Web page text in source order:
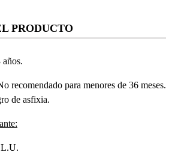
PRODUCTO
recomendado para menores de 36 meses.
de asfixia.